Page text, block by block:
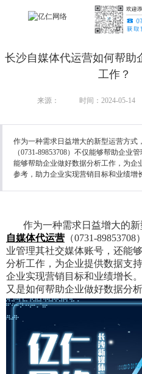
长沙自媒体代运营如何帮助
工作？
来源： 时间：2024-05-14
作为一种需求日益增大的新型运营方式
（0731-89853708）不仅能够帮助企业
能够帮助企业做好数据分析工作，为企
参考，助力企业实现营销目标和业绩增
作为一种需求日益增大的新
自媒体代运营 （0731-
业管理其社交媒体账号，还能
分析工作，为企业提供数据支
企业实现营销目标和业绩增长
又是如何帮助企业做好数据分